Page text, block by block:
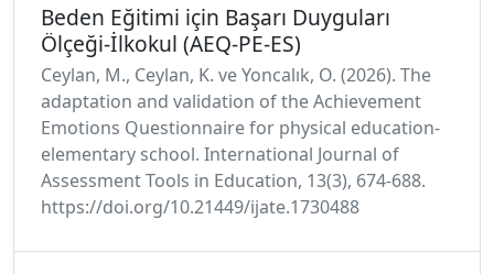
Beden Eğitimi için Başarı Duyguları
Ölçeği-İlkokul (AEQ-PE-ES)
Ceylan, M., Ceylan, K. ve Yoncalık, O. (2026). The
adaptation and validation of the Achievement
Emotions Questionnaire for physical education-
elementary school. International Journal of
Assessment Tools in Education, 13(3), 674-688.
https://doi.org/10.21449/ijate.1730488